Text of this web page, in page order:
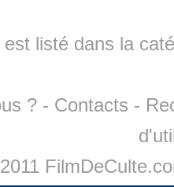
est listé dans la
? - Contacts -